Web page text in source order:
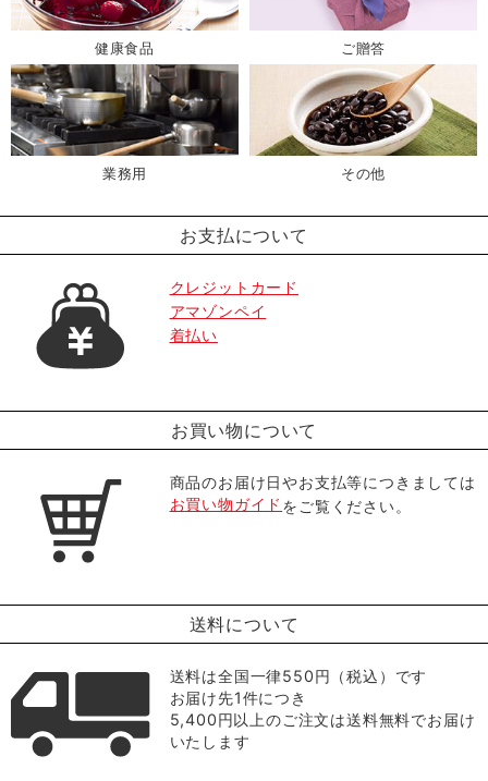
健康食品 ご贈答
業務用 その他
お支払について
クレジットカード
アマゾンペイ
着払い
お買い物について
商品のお届け日やお支払等につきましては
お買い物ガイド をご覧ください。
送料について
送料は全国一律550円（税込）です
お届け先1件につき
5,400円以上のご注文は送料無料でお届け
いたします